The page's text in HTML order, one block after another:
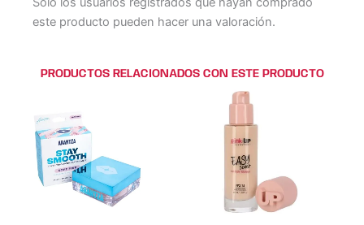
este producto pueden hacer una valoración.
PRODUCTOS RELACIONADOS CON ESTE PRODUCTO
tiene
variantes.
Las
opciones
variantes.
Las
Las
opciones
Las
opciones